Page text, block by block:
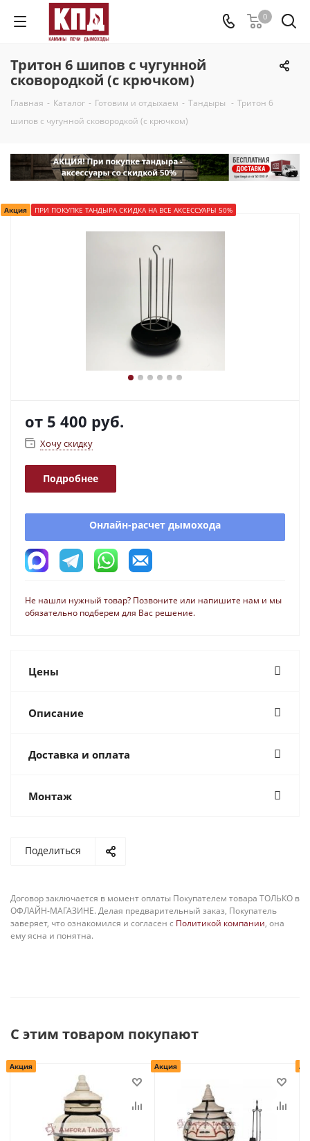
0
Тритон 6 шипов с чугунной
сковородкой (с крючком)
Главная - Каталог - Готовим и отдыхаем - Тандыры - Тритон 6
шипов с чугунной сковородкой (с крючком)
Акция ПРИ ПОКУПКЕ ТАНДЫРА СКИДКА НА ВСЕ АКСЕССУАРЫ 50%
от 5 400 руб.
Хочу скидку
Подробнее
Онлайн-расчет дымохода
Не нашли нужный товар? Позвоните или напишите нам и мы
обязательно подберем для Вас решение.
Цены
Описание
Доставка и оплата
Монтаж
Поделиться
Договор заключается в момент оплаты Покупателем товара ТОЛЬКО в
ОФЛАЙН-МАГАЗИНЕ. Делая предварительный заказ, Покупатель
заверяет, что ознакомился и согласен с Политикой компании, она
ему ясна и понятна.
С этим товаром покупают
Акция Акция